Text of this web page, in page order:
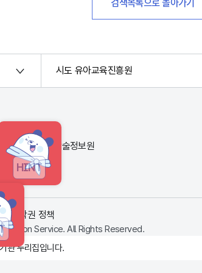
시도 유아교육진흥원
지) 한국교육학술정보원
HINT
드저작권 정책
Service. All Rights Reserved.
관 누리집입니다.